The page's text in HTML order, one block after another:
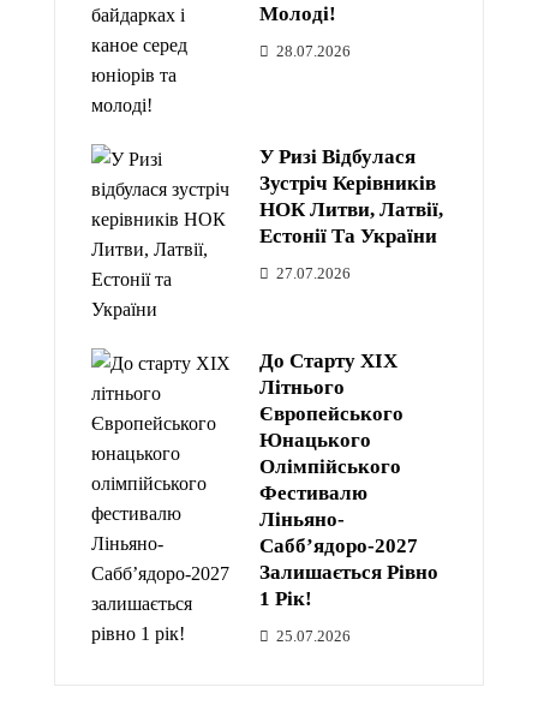
Молоді!
28.07.2026
У Ризі Відбулася
Зустріч Керівників
НОК Литви, Латвії,
Естонії Та України
27.07.2026
До Старту XIX
Літнього
Європейського
Юнацького
Олімпійського
Фестивалю
Ліньяно-
Сабб’ядоро-2027
Залишається Рівно
1 Рік!
25.07.2026